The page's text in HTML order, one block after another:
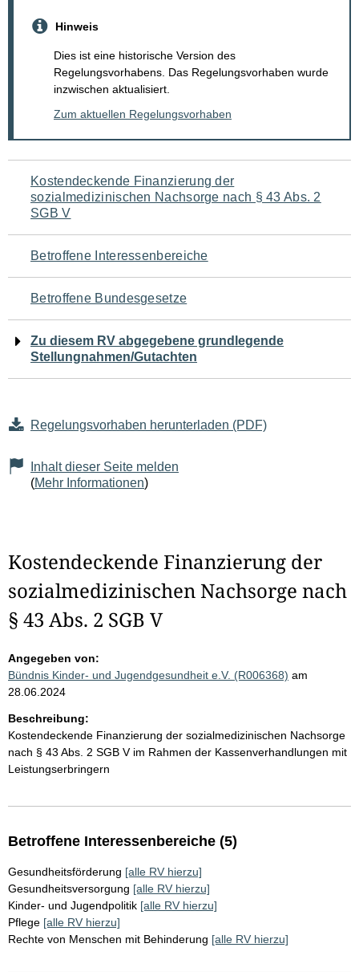
Hinweis
Dies ist eine historische Version des
Regelungsvorhabens. Das Regelungsvorhaben wurde
inzwischen aktualisiert.
Zum aktuellen Regelungsvorhaben
Navigation
für
den
Seiteninhalt
Kostendeckende Finanzierung der
sozialmedizinischen Nachsorge nach § 43 Abs. 2
SGB V
Betroffene Interessenbereiche
Betroffene Bundesgesetze
Zu diesem RV abgegebene grundlegende
Stellungnahmen/Gutachten
Regelungsvorhaben herunterladen (PDF)
Inhalt dieser Seite melden
(Mehr Informationen)
Kostendeckende Finanzierung der
sozialmedizinischen Nachsorge nach
§ 43 Abs. 2 SGB V
Angegeben von:
Bündnis Kinder- und Jugendgesundheit e.V. (R006368) am
28.06.2024
Beschreibung:
Kostendeckende Finanzierung der sozialmedizinischen Nachsorge
nach § 43 Abs. 2 SGB V im Rahmen der Kassenverhandlungen mit
Leistungserbringern
Betroffene Interessenbereiche (5)
Gesundheitsförderung [alle RV hierzu]
Gesundheitsversorgung [alle RV hierzu]
Kinder- und Jugendpolitik [alle RV hierzu]
Pflege [alle RV hierzu]
Rechte von Menschen mit Behinderung [alle RV hierzu]